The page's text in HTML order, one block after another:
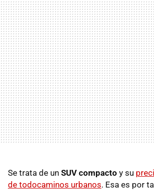
Se trata de un SUV compacto y su
de todocaminos urbanos. Esa es por